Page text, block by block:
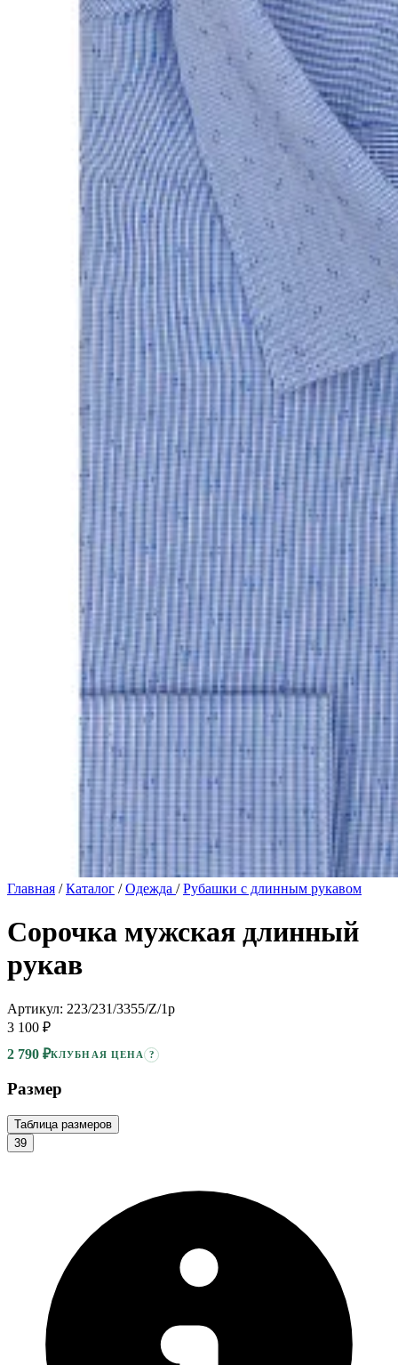
Главная / Каталог / Одежда / Рубашки с длинным рукавом
Сорочка мужская длинный
рукав
Артикул: 223/231/3355/Z/1p
3 100 ₽
2 790 ₽КЛУБНАЯ ЦЕНА ?
Размер
Таблица размеров
39